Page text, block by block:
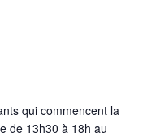
qui commencent la
de 13h30 à 18h au